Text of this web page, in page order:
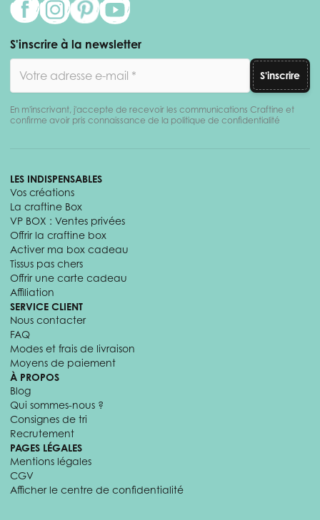
S'inscrire à la newsletter
S'inscrire
En m'inscrivant, j'accepte de recevoir les communications Craftine et
confirme avoir pris connaissance de la politique de confidentialité
LES INDISPENSABLES
Vos créations
La craftine Box
VP BOX : Ventes privées
Offrir la craftine box
Activer ma box cadeau
Tissus pas chers
Offrir une carte cadeau
Affiliation
SERVICE CLIENT
Nous contacter
FAQ
Modes et frais de livraison
Moyens de paiement
À PROPOS
Blog
Qui sommes-nous ?
Consignes de tri
Recrutement
PAGES LÉGALES
Mentions légales
CGV
Afficher le centre de confidentialité